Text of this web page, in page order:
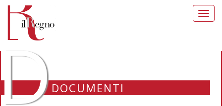
DOCUMENTI